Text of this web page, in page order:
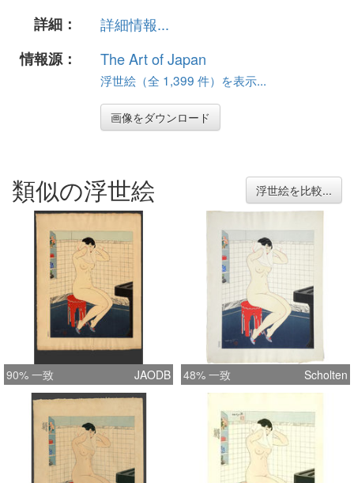
詳細：
詳細情報...
情報源：
The Art of Japan
浮世絵（全 1,399 件）を表示...
画像をダウンロード
類似の浮世絵 浮世絵を比較...
90% 一致 JAODB 48% 一致 Scholten